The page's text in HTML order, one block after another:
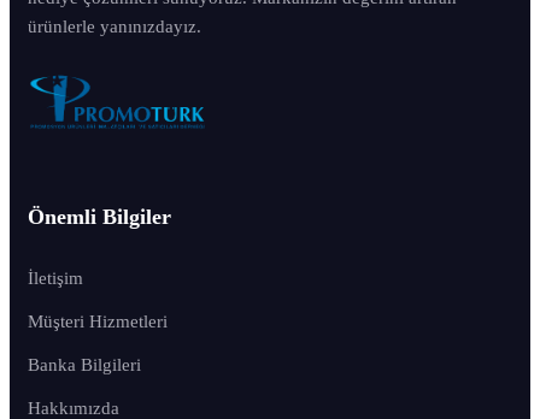
ürünlerle yanınızdayız.
Önemli Bilgiler
İletişim
Müşteri Hizmetleri
Banka Bilgileri
Hakkımızda